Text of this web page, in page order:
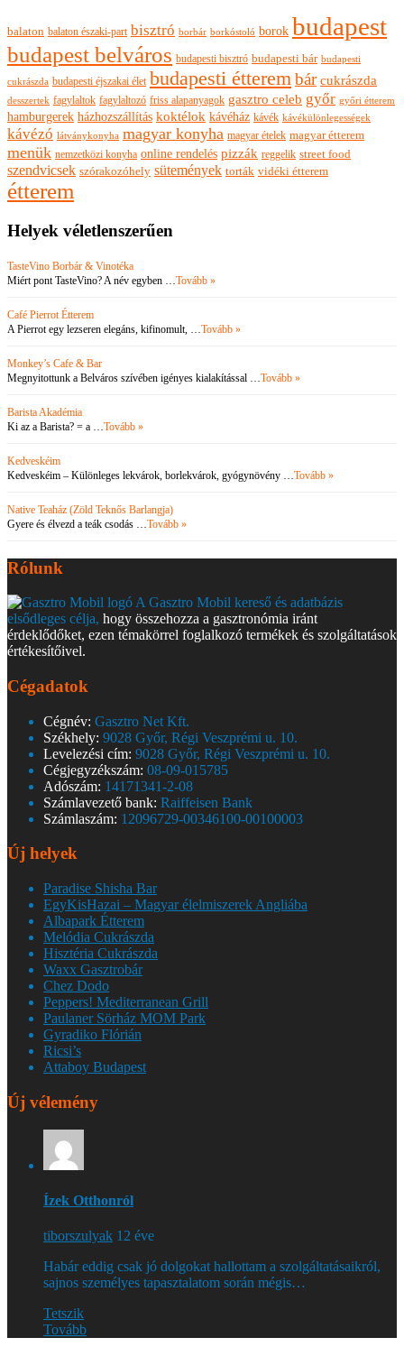
balaton balaton északi-part bisztró borbár borkóstoló borok budapest
budapest belváros budapesti bisztró budapesti bár budapesti
cukrászda budapesti éjszakai élet budapesti étterembár cukrászda
desszertek fagylaltok fagylaltozó friss alapanyagok gasztro celeb győr győri étterem
hamburgerek házhozszállítás koktélok kávéház kávék kávékülönlegességek
kávézó látványkonyha magyar konyha magyar ételek magyar étterem
menük nemzetközi konyha online rendelés pizzák reggelik street food
szendvicsek szórakozóhely sütemények torták vidéki étterem
étterem
Helyek véletlenszerűen
TasteVino Borbár & Vinotéka
Miért pont TasteVino? A név egyben …Tovább »
Café Pierrot Étterem
A Pierrot egy lezseren elegáns, kifinomult, …Tovább »
Monkey’s Cafe & Bar
Megnyitottunk a Belváros szívében igényes kialakítással …Tovább »
Barista Akadémia
Ki az a Barista? = a …Tovább »
Kedveskéim
Kedveskéim – Különleges lekvárok, borlekvárok, gyógynövény …Tovább »
Native Teaház (Zöld Teknős Barlangja)
Gyere és élvezd a teák csodás …Tovább »
Rólunk
A Gasztro Mobil kereső és adatbázis
elsődleges célja, hogy összehozza a gasztronómia iránt
érdeklődőket, ezen témakörrel foglalkozó termékek és szolgáltatások
értékesítőivel.
Cégadatok
Cégnév: Gasztro Net Kft.
Székhely: 9028 Győr, Régi Veszprémi u. 10.
Levelezési cím: 9028 Győr, Régi Veszprémi u. 10.
Cégjegyzékszám: 08-09-015785
Adószám: 14171341-2-08
Számlavezető bank: Raiffeisen Bank
Számlaszám: 12096729-00346100-00100003
Új helyek
Paradise Shisha Bar
EgyKisHazai – Magyar élelmiszerek Angliába
Albapark Étterem
Melódia Cukrászda
Hisztéria Cukrászda
Waxx Gasztrobár
Chez Dodo
Peppers! Mediterranean Grill
Paulaner Sörház MOM Park
Gyradiko Flórián
Ricsi’s
Attaboy Budapest
Új vélemény
Ízek Otthonról
tiborszulyak 12 éve
Habár eddig csak jó dolgokat hallottam a szolgáltatásaikról,
sajnos személyes tapasztalatom során mégis…
Tetszik
Tovább